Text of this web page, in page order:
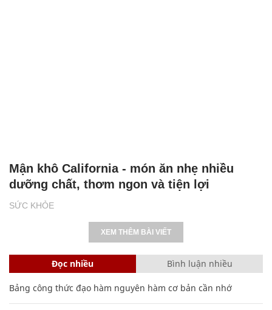
SỨC KHỎE
Mận khô California - món ăn nhẹ nhiều
dưỡng chất, thơm ngon và tiện lợi
XEM THÊM BÀI VIẾT
Đọc nhiều Bình luận nhiều
Bảng công thức đạo hàm nguyên hàm cơ bản cần nhớ